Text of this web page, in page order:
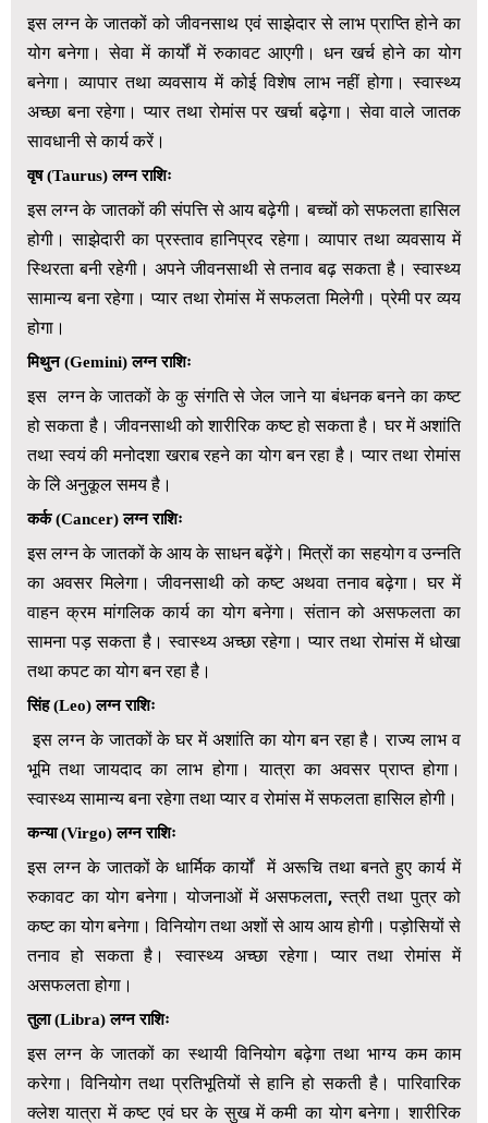
इस लग्न के जातकों को जीवनसाथ एवं साझेदार से लाभ प्राप्ति होने का
योग बनेगा। सेवा में कार्यों में रुकावट आएगी। धन खर्च होने का योग
बनेगा। व्यापार तथा व्यवसाय में कोई विशेष लाभ नहीं होगा। स्वास्थ्य
अच्छा बना रहेगा। प्यार तथा रोमांस पर खर्चा बढ़ेगा। सेवा वाले जातक
सावधानी से कार्य करें।
वृष(Taurus)लग्न राशिः
इस लग्न के जातकों की संपत्ति से आय बढ़ेगी। बच्चों को सफलता हासिल
होगी। साझेदारी का प्रस्ताव हानिप्रद रहेगा। व्यापार तथा व्यवसाय में
स्थिरता बनी रहेगी। अपने जीवनसाथी से तनाव बढ़ सकता है। स्वास्थ्य
सामान्य बना रहेगा। प्यार तथा रोमांस में सफलता मिलेगी। प्रेमी पर व्यय
होगा।
मिथुन (Gemini)लग्न राशिः
इस लग्न के जातकों के कु संगति से जेल जाने या बंधनक बनने का कष्ट
हो सकता है। जीवनसाथी को शारीरिक कष्ट हो सकता है। घर में अशांति
तथा स्वयं की मनोदशा खराब रहने का योग बन रहा है। प्यार तथा रोमांस
के लिे अनुकूल समय है।
कर्क(Cancer)लग्न राशिः
इस लग्न के जातकों के आय के साधन बढ़ेंगे। मित्रों का सहयोग व उन्नति
का अवसर मिलेगा। जीवनसाथी को कष्ट अथवा तनाव बढ़ेगा। घर में
वाहन क्रम मांगलिक कार्य का योग बनेगा। संतान को असफलता का
सामना पड़ सकता है। स्वास्थ्य अच्छा रहेगा। प्यार तथा रोमांस में धोखा
तथा कपट का योग बन रहा है।
सिंह(Leo)लग्न राशिः
इस लग्न के जातकों के घर में अशांति का योग बन रहा है। राज्य लाभ व
भूमि तथा जायदाद का लाभ होगा। यात्रा का अवसर प्राप्त होगा।
स्वास्थ्य सामान्य बना रहेगा तथा प्यार व रोमांस में सफलता हासिल होगी।
कन्या(Virgo)लग्न राशिः
इस लग्न के जातकों के धार्मिक कार्यों में अरूचि तथा बनते हुए कार्य में
रुकावट का योग बनेगा। योजनाओं में असफलता, स्त्री तथा पुत्र को
कष्ट का योग बनेगा। विनियोग तथा अशों से आय आय होगी। पड़ोसियों से
तनाव हो सकता है। स्वास्थ्य अच्छा रहेगा। प्यार तथा रोमांस में
असफलता होगा।
तुला(Libra)लग्न राशिः
इस लग्न के जातकों का स्थायी विनियोग बढ़ेगा तथा भाग्य कम काम
करेगा। विनियोग तथा प्रतिभूतियों से हानि हो सकती है। पारिवारिक
क्लेश यात्रा में कष्ट एवं घर के सुख में कमी का योग बनेगा। शारीरिक